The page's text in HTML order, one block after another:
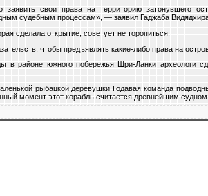
заявить свои права на территорию затонувшего
судебным процессам», — заявил Гаджаба
сделала открытие, советует не торопиться.
чтобы предъявлять какие-либо права на
в районе южного побережья Шри-Ланки археологи
рыбацкой деревушки Годавая команда
момент этот корабль считается древнейшим судном